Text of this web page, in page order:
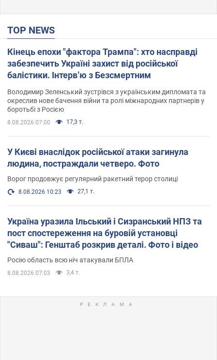
TOP NEWS
Кінець епохи "фактора Трампа": хто насправді
забезпечить Україні захист від російської
балістики. Інтерв’ю з Безсмертним
Володимир Зеленський зустрівся з українським дипломата та
окреслив нове бачення війни та ролі міжнародних партнерів у
боротьбі з Росією
8.08.2026 07:00 17,3 т.
У Києві внаслідок російської атаки загинула
людина, постраждали четверо. Фото
Ворог продовжує регулярний ракетний терор столиці
8.08.2026 10:23 27,1 т.
Україна уразила Ільський і Сизранський НПЗ та
пост спостереження на буровій установці
"Сиваш": Генштаб розкрив деталі. Фото і відео
Росію область всю ніч атакували БПЛА
8.08.2026 07:03 3,4 т.